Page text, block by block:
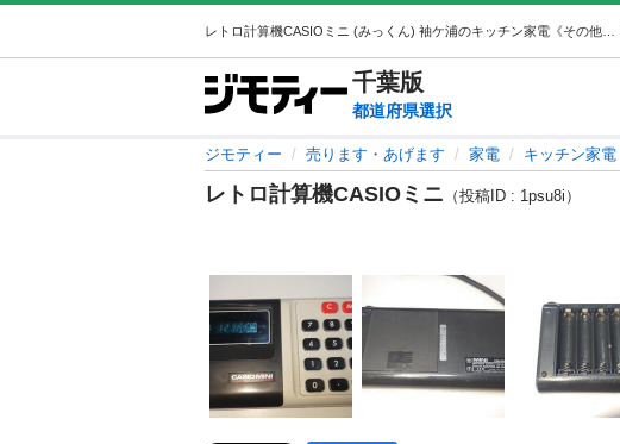
千葉版
都道府県選択
ジモティー 売ります・あげます 家電 キッチン家電
レトロ計算機CASIOミニ （投稿ID : 1psu8i）